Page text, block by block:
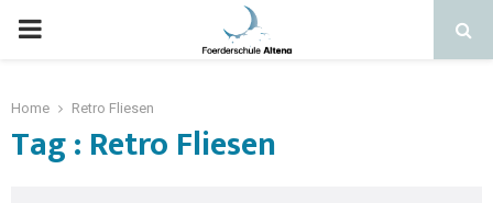
Home Retro Fliesen
Tag : Retro Fliesen